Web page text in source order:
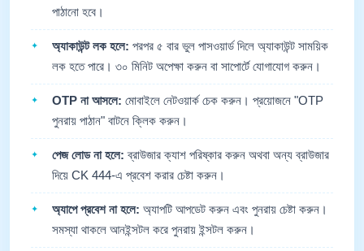
পাঠানো হবে।
অ্যাকাউন্ট লক হলে: পরপর ৫ বার ভুল পাসওয়ার্ড দিলে অ্যাকাউন্ট সাময়িক
লক হতে পারে। ৩০ মিনিট অপেক্ষা করুন বা সাপোর্টে যোগাযোগ করুন।
OTP না আসলে: মোবাইলে নেটওয়ার্ক চেক করুন। প্রয়োজনে "OTP
পুনরায় পাঠান" বাটনে ক্লিক করুন।
পেজ লোড না হলে: ব্রাউজার ক্যাশ পরিষ্কার করুন অথবা অন্য ব্রাউজার
দিয়ে CK 444-এ প্রবেশ করার চেষ্টা করুন।
অ্যাপে প্রবেশ না হলে: অ্যাপটি আপডেট করুন এবং পুনরায় চেষ্টা করুন।
সমস্যা থাকলে আনইন্সটল করে পুনরায় ইন্সটল করুন।